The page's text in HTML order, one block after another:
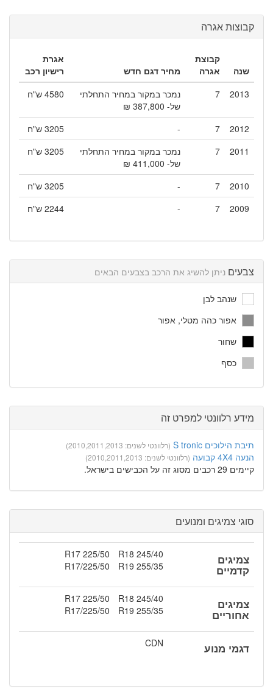
קבוצות אגרה
שנה
קבוצת
אגרה
מחיר דגם חדש
אגרת
רישיון רכב
2013
7
נמכר במקור במחיר התחלתי
של- 387,800 ₪
4580 ש"ח
2012
7
-
3205 ש"ח
2011
7
נמכר במקור במחיר התחלתי
של- 411,000 ₪
3205 ש"ח
2010
7
-
3205 ש"ח
2009
7
- 2244 ש"ח
צבעים ניתן להשיג את הרכב בצבעים הבאים
שנהב לבן
אפור כהה מטלי, אפור
שחור
כסף
מידע רלוונטי למפרט זה
תיבת הילוכים S tronic (רלוונטי לשנים: 2010,2011,2013)
הנעה 4X4 קבועה (רלוונטי לשנים: 2010,2011,2013)
קיימים 29 רכבים מסוג זה על הכבישים בישראל.
סוגי צמיגים ומנועים
צמיגים
קדמיים
245/40 R18
225/50 R17
255/35 R19
225/50/R17
צמיגים
אחוריים
245/40 R18
225/50 R17
255/35 R19
225/50/R17
דגמי מנוע CDN